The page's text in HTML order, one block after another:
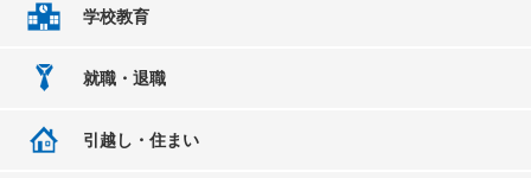
学校教育
就職・退職
引越し・住まい